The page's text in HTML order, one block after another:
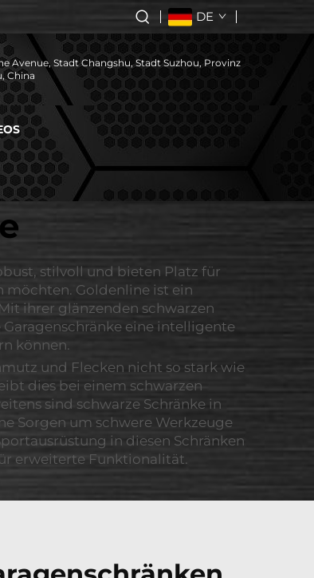
DE
Avenue, Stadt Changshu, Stadt Suzhou, Provinz
China
stilvoll und bieten Platz für
möchten. Goldenline ist ein
ihrer glänzenden schwarzen
eine intelligente
können.
und Flecken nicht so stark wie
dies bei einem schwarzen
sind schwarze Schränke in
Sorgen um schwere Werkzeuge
in diesen Schränken
erweiterte Funktionalität.